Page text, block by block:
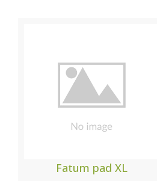
Fatum pad XL